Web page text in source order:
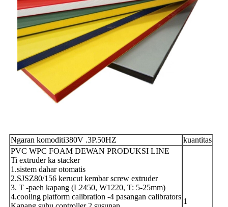
Ngaran komoditi380V .3P.50HZ
kuantitas
PVC WPC FOAM DEWAN PRODUKSI LINE
Ti extruder ka stacker
1.sistem dahar otomatis
2.SJSZ80/156 kerucut kembar screw extruder
3. T -paeh kapang (L2450, W1220, T: 5-25mm)
4.cooling platform calibration -4 pasangan calibrators
1